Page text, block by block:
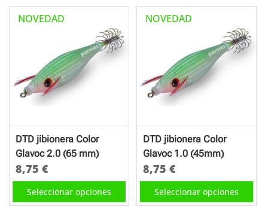
tiene
variantes.
Las
opciones
se
en
la
página
de
producto
tiene
variantes.
Las
opciones
se
en
la
página
de
producto
NOVEDAD
DTD jibionera Color
Glavoc 2.0 (65 mm)
8,75 €
Seleccionar opciones
Este
producto
NOVEDAD
DTD jibionera Color
Glavoc 1.0 (45mm)
8,75€
Seleccionar opciones
Este
producto